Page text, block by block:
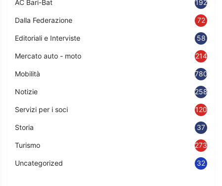
AC Bari-Bat 192
Dalla Federazione 72
Editoriali e Interviste 58
Mercato auto - moto 214
Mobilità 780
Notizie 2583
Servizi per i soci 120
Storia 37
Turismo 273
Uncategorized 32